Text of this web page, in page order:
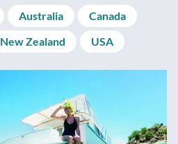
Australia
Canada
New Zealand USA